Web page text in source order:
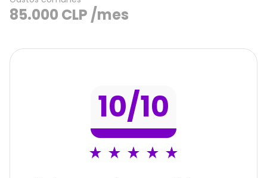
85.000 CLP /mes
10/10